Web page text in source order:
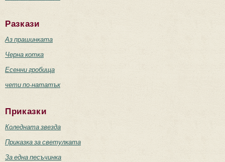
Разкази
Аз прашинката
Черна котка
Есенни гробища
чети по-нататък
Приказки
Коледната звезда
Приказка за светулката
За една песъчинка